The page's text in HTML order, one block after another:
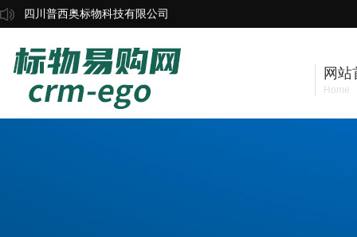
四川普西奥标物科技有限公司
网站
Home